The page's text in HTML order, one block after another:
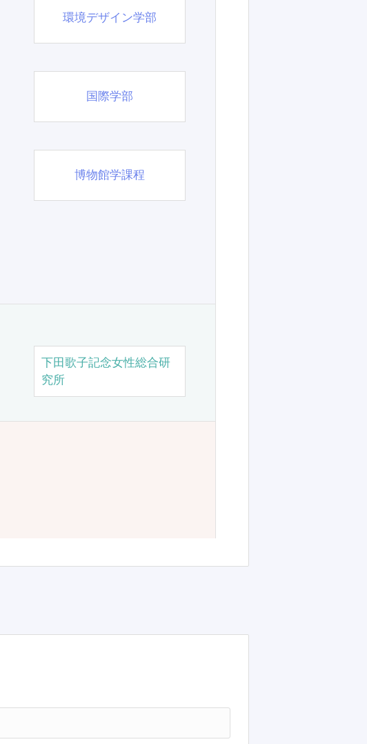
環境デザイン学部
国際学部
博物館学課程
下田歌子記念女性総合研
究所